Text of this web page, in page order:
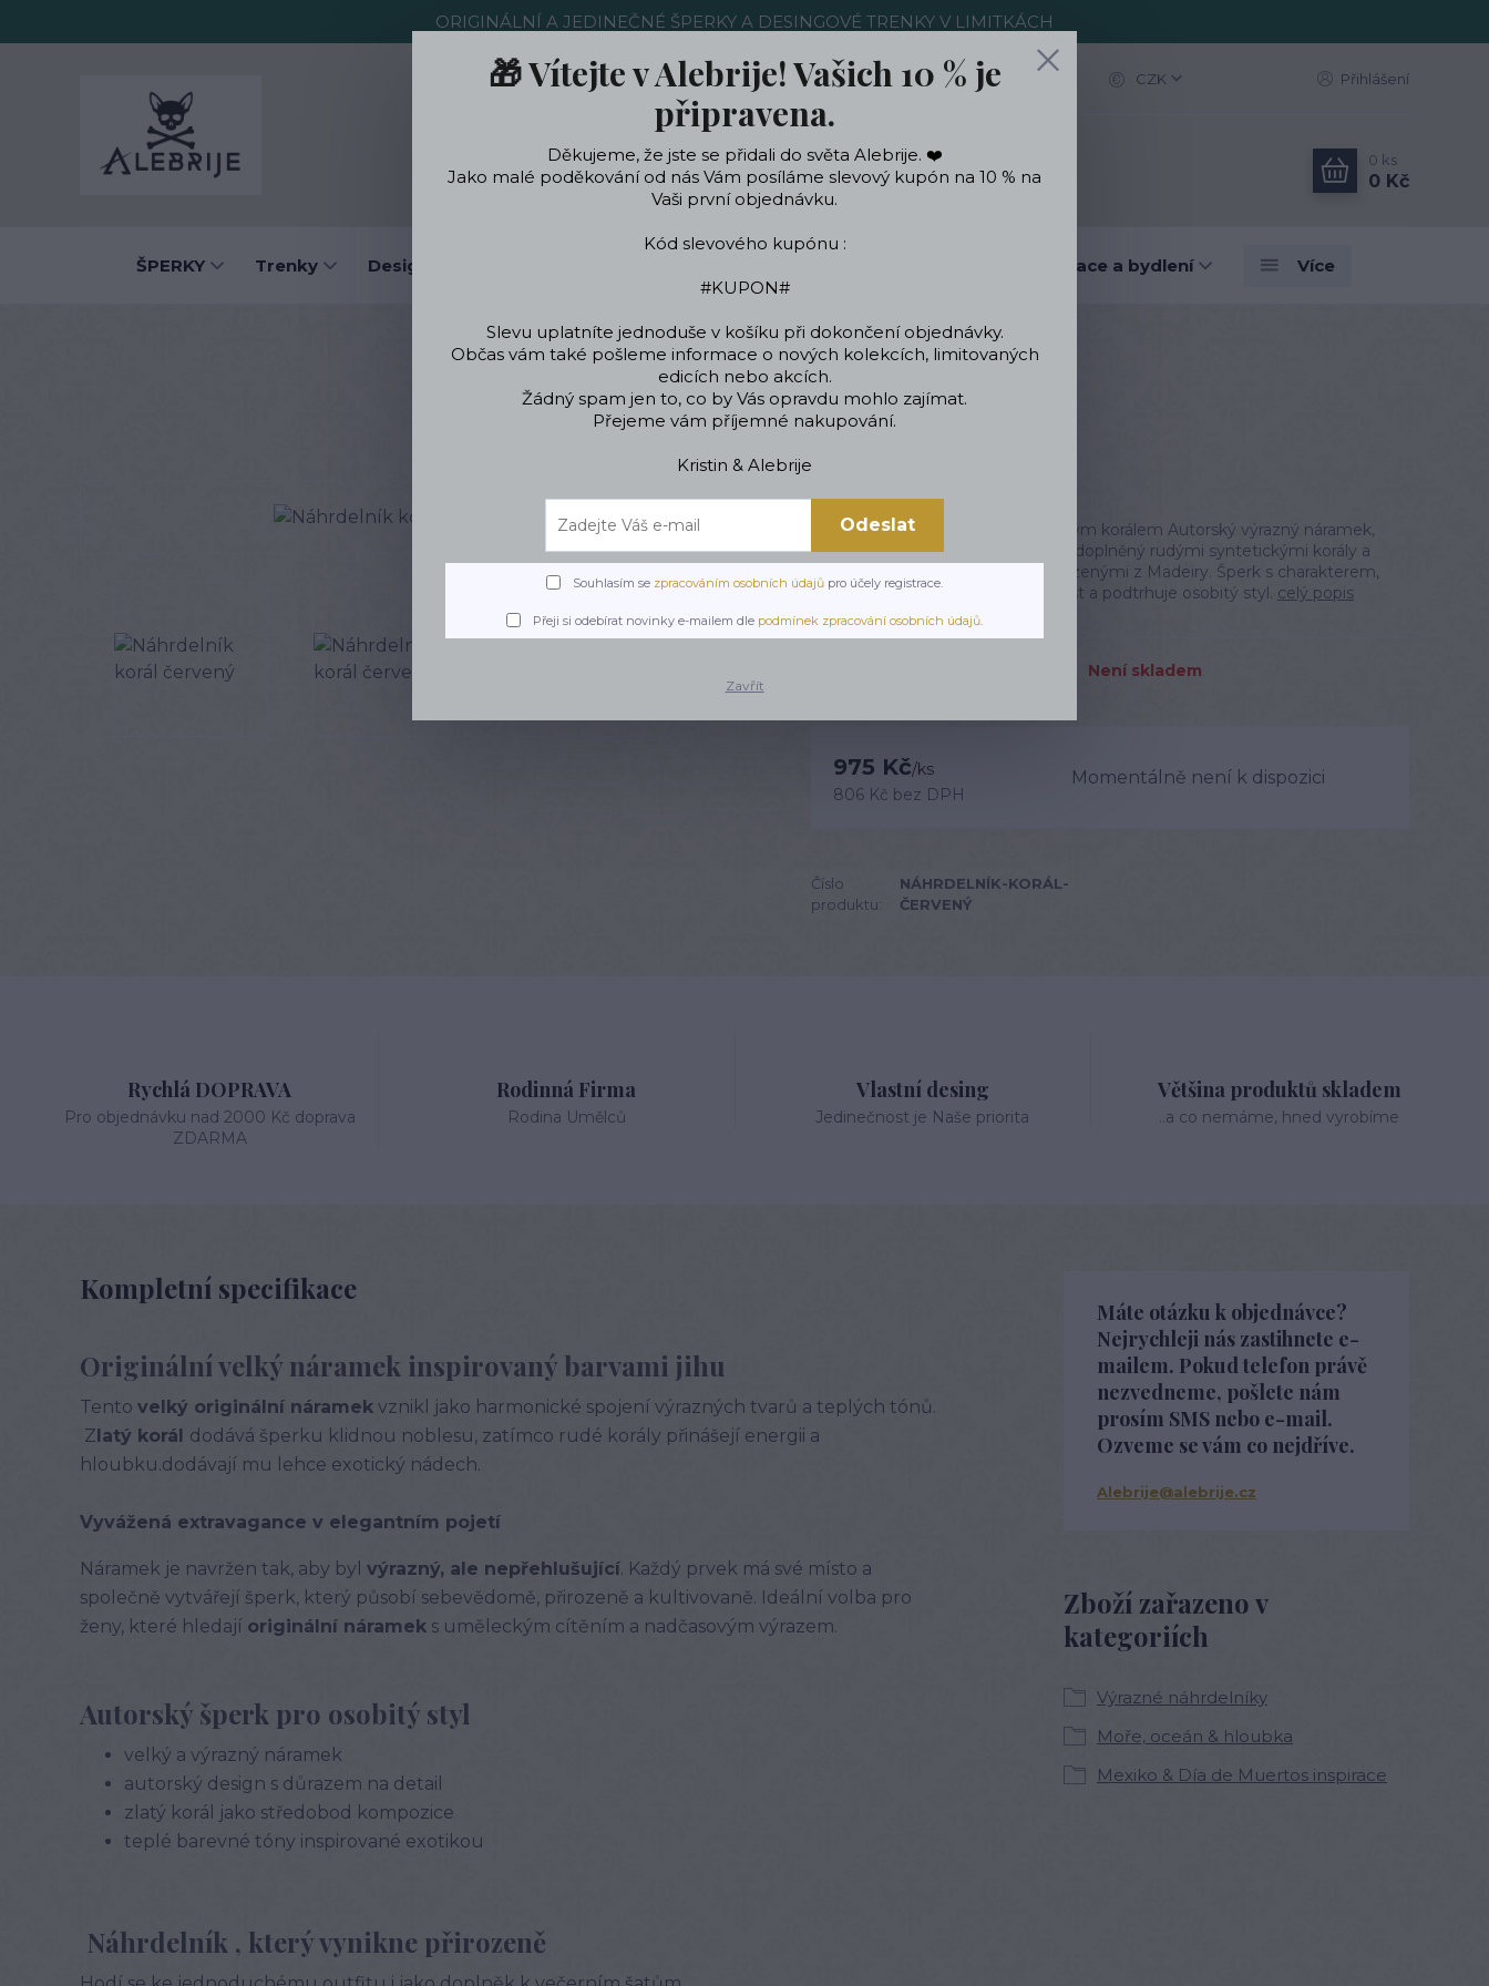
ORIGINÁLNÍ A JEDINEČNÉ ŠPERKY A DESINGOVÉ TRENKY V LIMITKÁCH
Nákup u nás Kontakty Ochrana soukromí Blog CZK Přihlášení
Hledat
0 ks
0 Kč
ŠPERKY Trenky Designové oblečení a doplňky Designové dekorace a bydlení Více
Úvod ŠPERKY Náhrdelníky Výrazné náhrdelníky Náhrdelník korál červený
Náhrdelník korál červený
Náhredelník moře
Výrazný originální náramek se zlatým korálem Autorský výrazný náramek,
jehož středem je velký zlatý korál, doplněný rudými syntetickými korály a
medově zbarvenými korálky dovezenými z Madeiry. Šperk s charakterem,
který přirozeně přitahuje pozornost a podtrhuje osobitý styl. celý popis
Není skladem
975 Kč/ks
806 Kč bez DPH
Momentálně není k dispozici
Číslo
produktu:
NÁHRDELNÍK-KORÁL-
ČERVENÝ
Rychlá DOPRAVA
Pro objednávku nad 2000 Kč doprava
ZDARMA
Rodinná Firma
Rodina Umělců
Vlastní desing
Jedinečnost je Naše priorita
Většina produktů skladem
..a co nemáme, hned vyrobíme
Kompletní specifikace
Originální velký náramek inspirovaný barvami jihu
Tento velký originální náramek vznikl jako harmonické spojení výrazných tvarů a teplých tónů.
Zlatý korál dodává šperku klidnou noblesu, zatímco rudé korály přinášejí energii a
hloubku.dodávají mu lehce exotický nádech.
Vyvážená extravagance v elegantním pojetí
Náramek je navržen tak, aby byl výrazný, ale nepřehlušující. Každý prvek má své místo a
společně vytvářejí šperk, který působí sebevědomě, přirozeně a kultivovaně. Ideální volba pro
ženy, které hledají originální náramek s uměleckým cítěním a nadčasovým výrazem.
Autorský šperk pro osobitý styl
velký a výrazný náramek
autorský design s důrazem na detail
zlatý korál jako středobod kompozice
teplé barevné tóny inspirované exotikou
Náhrdelník , který vynikne přirozeně
Zboží zařazeno v
kategoriích
Výrazné náhrdelníky
Moře, oceán & hloubka
Mexiko & Día de Muertos inspirace
Máte otázku k objednávce?
Nejrychleji nás zastihnete e-
mailem. Pokud telefon právě
nezvedneme, pošlete nám
prosím SMS nebo e-mail.
Ozveme se vám co nejdříve.
Alebrije@alebrije.cz
🎁 Vítejte v Alebrije! Vašich 10 % je
připravena.
Děkujeme, že jste se přidali do světa Alebrije. ❤️
Jako malé poděkování od nás Vám posíláme slevový kupón na 10 % na
Vaši první objednávku.
Kód slevového kupónu :
#KUPON#
Slevu uplatníte jednoduše v košíku při dokončení objednávky.
Občas vám také pošleme informace o nových kolekcích, limitovaných
edicích nebo akcích.
Žádný spam jen to, co by Vás opravdu mohlo zajímat.
Přejeme vám příjemné nakupování.
Kristin & Alebrije
Odeslat
Souhlasím se zpracováním osobních údajů pro účely registrace.
Přeji si odebírat novinky e-mailem dle podmínek zpracování osobních údajů.
Zavřít